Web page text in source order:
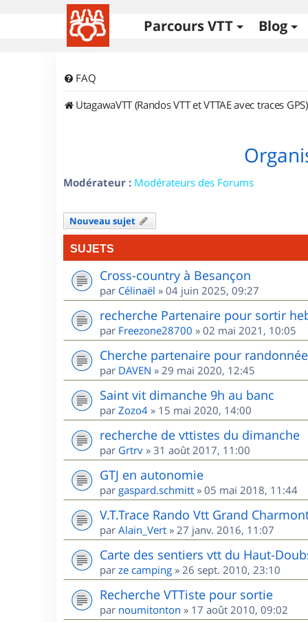
Parcours VTT Blog
FAQ
UtagawaVTT (Randos VTT et VTTAE avec traces GPS)
Modérateur : Modérateurs des Forums
Nouveau sujet
SUJETS
Cross-country à Besançon
par Célinaël » 04 juin 2025, 09:27
recherche Partenaire pour sortir
par Freezone28700 » 02 mai 2021, 10:05
Cherche partenaire pour
par DAVEN » 29 mai 2020, 12:45
Saint vit dimanche 9h au banc
par Zozo4 » 15 mai 2020, 14:00
recherche de vttistes du dimanche
par Grtrv » 31 août 2017, 11:00
GTJ en autonomie
par gaspard.schmitt » 05 mai 2018, 11:44
V.T.Trace Rando Vtt Grand
par Alain_Vert » 27 janv. 2016, 11:07
Carte des sentiers vtt du Haut-
par ze camping » 26 sept. 2010, 23:10
Recherche VTTiste pour sortie
par noumitonton » 17 août 2010, 09:02